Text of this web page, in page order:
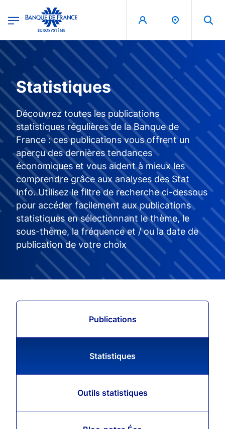
Banque de France - Menu Principal
Statistiques
Découvrez toutes les publications
statistiques régulières de la Banque de
France : ces publications vous offrent un
aperçu des dernières tendances
économiques et vous aident à mieux les
comprendre grâce aux analyses des Stat
Info. Utilisez le filtre de recherche ci-dessous
pour accéder facilement aux publications
statistiques en sélectionnant le thème, le
sous-thème, la fréquence et / ou la date de
publication de votre choix
Publications
Statistiques
Outils statistiques